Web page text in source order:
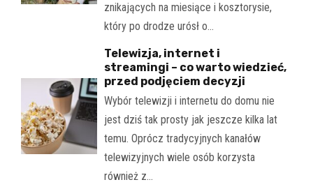
znikających na miesiące i kosztorysie,
który po drodze urósł o…
Telewizja, internet i
streamingi – co warto wiedzieć,
przed podjęciem decyzji
Wybór telewizji i internetu do domu nie
jest dziś tak prosty jak jeszcze kilka lat
temu. Oprócz tradycyjnych kanałów
telewizyjnych wiele osób korzysta
również z…